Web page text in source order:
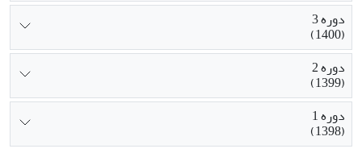
دوره 3
(1400)
دوره 2
(1399)
دوره 1
(1398)